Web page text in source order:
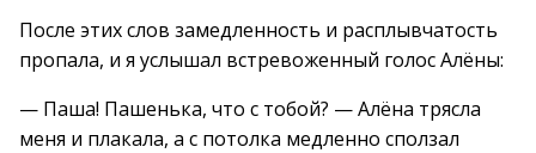
После этих слов замедленность и расплывчатость
пропала, и я услышал встревоженный голос Алёны:
— Паша! Пашенька, что с тобой? — Алёна трясла
меня и плакала, а с потолка медленно сползал